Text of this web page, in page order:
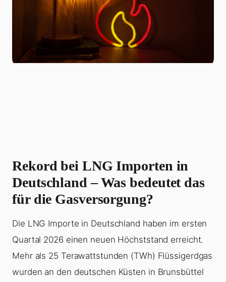
Rekord bei LNG Importen in
Deutschland – Was bedeutet das
für die Gasversorgung?
Die LNG Importe in Deutschland haben im ersten
Quartal 2026 einen neuen Höchststand erreicht.
Mehr als 25 Terawattstunden (TWh) Flüssigerdgas
wurden an den deutschen Küsten in Brunsbüttel